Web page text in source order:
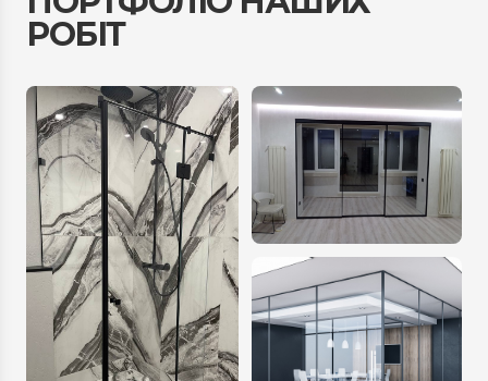
РОБІТ